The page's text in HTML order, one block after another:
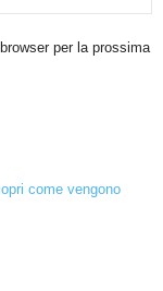
per la prossima
come vengono